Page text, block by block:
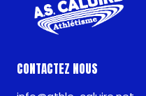
CONTACTEZ NOUS